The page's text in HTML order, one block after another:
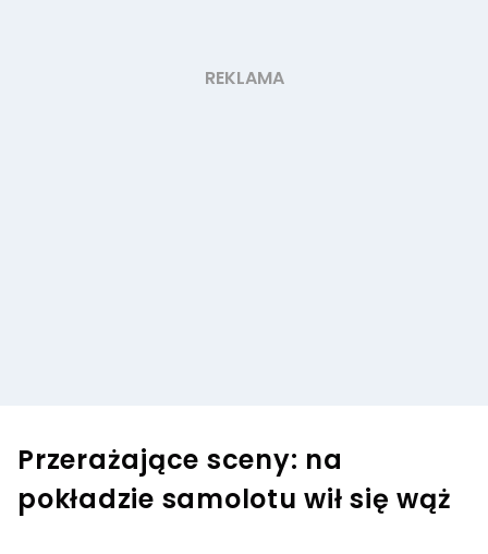
Przerażające sceny: na
pokładzie samolotu wił się wąż